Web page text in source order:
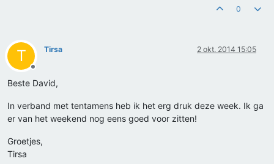
0
T
Offline
Tirsa 2 okt. 2014 15:05
Beste David,
In verband met tentamens heb ik het erg druk deze week. Ik ga
er van het weekend nog eens goed voor zitten!
Groetjes,
Tirsa